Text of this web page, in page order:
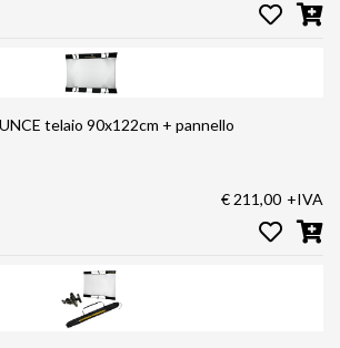
telaio 90x122cm + pannello
€ 211,00 +IVA